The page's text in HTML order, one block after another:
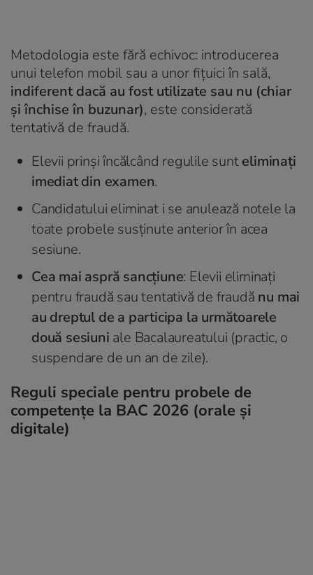
Metodologia este fără echivoc: introducerea
unui telefon mobil sau a unor fițuici în sală,
indiferent dacă au fost utilizate sau nu (chiar
și închise în buzunar), este considerată
tentativă de fraudă.
Elevii prinși încălcând regulile sunteliminați
imediat din examen.
Candidatului eliminat i se anulează notele la
toate probele susținute anterior în acea
sesiune.
Cea mai aspră sancțiune: Elevii eliminați
pentru fraudă sau tentativă de fraudă nu mai
au dreptul de a participa la următoarele
două sesiuni ale Bacalaureatului (practic, o
suspendare de un an de zile).
Reguli speciale pentru probele de
competențe la BAC 2026 (orale și
digitale)